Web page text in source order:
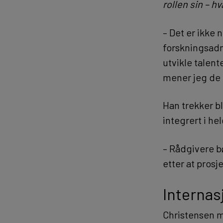
rollen sin –
– Det er ikke
utvikle
mener jeg de
Han trekker
integrert i
– Rådgivere
etter at
Christensen